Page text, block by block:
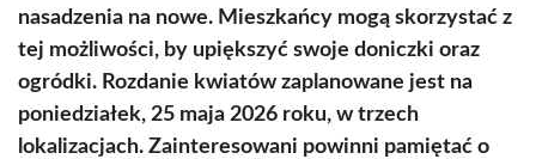
nasadzenia na nowe. Mieszkańcy mogą skorzystać z
tej możliwości, by upiększyć swoje doniczki oraz
ogródki. Rozdanie kwiatów zaplanowane jest na
poniedziałek, 25 maja 2026 roku, w trzech
lokalizacjach. Zainteresowani powinni pamiętać o